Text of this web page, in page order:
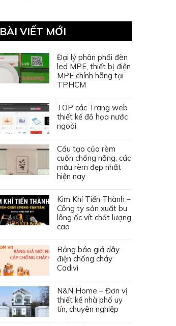
BÀI VIẾT MỚI
Đại lý phân phối đèn
led MPE, thiết bị điện
MPE chính hãng tại
TPHCM
TOP các Trang web
thiết kế đồ họa nước
ngoài
Cấu tạo của rèm
cuốn chống nắng, các
mẫu rèm đẹp nhất
hiện nay
Kim Khí Tiến Thành –
Công ty sản xuất bu
lông ốc vít chất lượng
cao
Bảng báo giá dây
điện chống cháy
Cadivi
N&N Home – Đơn vị
thiết kế nhà phố uy
tín, chuyên nghiệp